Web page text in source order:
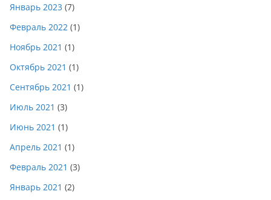
Январь 2023 (7)
Февраль 2022 (1)
Ноябрь 2021 (1)
Октябрь 2021 (1)
Сентябрь 2021 (1)
Июль 2021 (3)
Июнь 2021 (1)
Апрель 2021 (1)
Февраль 2021 (3)
Январь 2021 (2)